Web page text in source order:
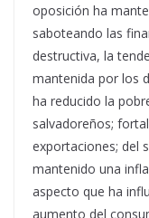
oposición ha
saboteando las
destructiva, la
mantenida por los
ha reducido la
salvadoreños;
exportaciones; del
mantenido una
aspecto que ha
aumento del